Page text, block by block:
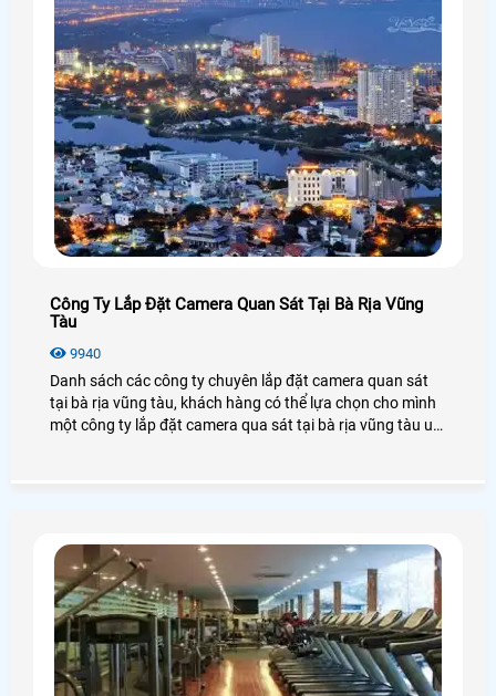
Công Ty Lắp Đặt Camera Quan Sát Tại Bà Rịa Vũng
Tàu
9940
Danh sách các công ty chuyên lắp đặt camera quan sát
tại bà rịa vũng tàu, khách hàng có thể lựa chọn cho mình
một công ty lắp đặt camera qua sát tại bà rịa vũng tàu uy